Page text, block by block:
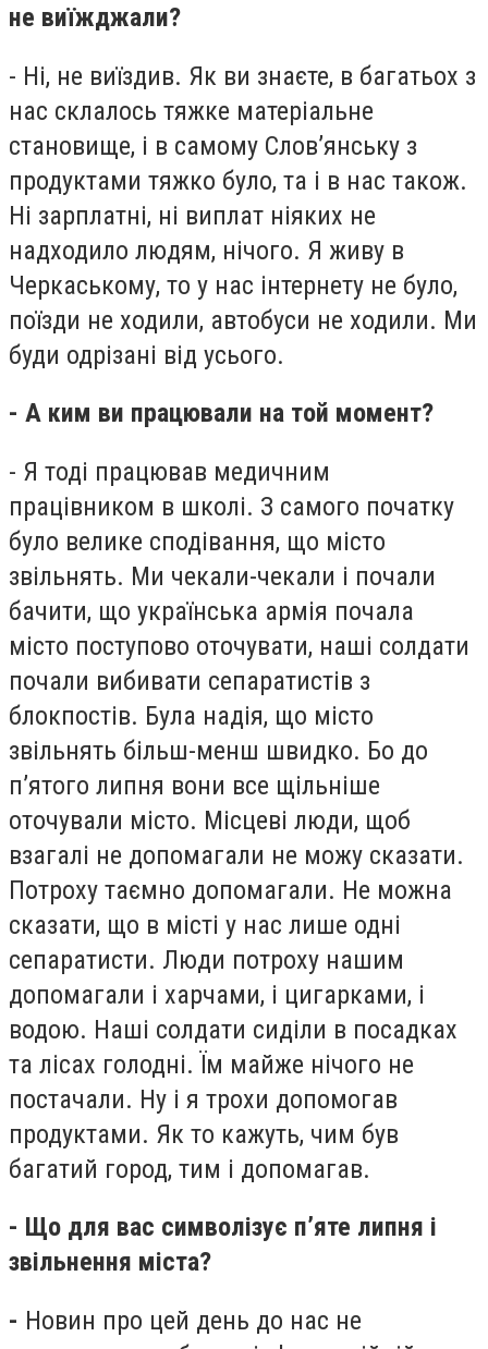
не виїжджали?
- Ні, не виїздив. Як ви знаєте, в багатьох з
нас склалось тяжке матеріальне
становище, і в самому Слов’янську з
продуктами тяжко було, та і в нас також.
Ні зарплатні, ні виплат ніяких не
надходило людям, нічого. Я живу в
Черкаському, то у нас інтернету не було,
поїзди не ходили, автобуси не ходили. Ми
буди одрізані від усього.
- А ким ви працювали на той момент?
- Я тоді працював медичним
працівником в школі. З самого початку
було велике сподівання, що місто
звільнять. Ми чекали-чекали і почали
бачити, що українська армія почала
місто поступово оточувати, наші солдати
почали вибивати сепаратистів з
блокпостів. Була надія, що місто
звільнять більш-менш швидко. Бо до
п’ятого липня вони все щільніше
оточували місто. Місцеві люди, щоб
взагалі не допомагали не можу сказати.
Потроху таємно допомагали. Не можна
сказати, що в місті у нас лише одні
сепаратисти. Люди потроху нашим
допомагали і харчами, і цигарками, і
водою. Наші солдати сиділи в посадках
та лісах голодні. Їм майже нічого не
постачали. Ну і я трохи допомогав
продуктами. Як то кажуть, чим був
багатий город, тим і допомагав.
- Що для вас символізує п’яте липня і
звільнення міста?
- Новин про цей день до нас не